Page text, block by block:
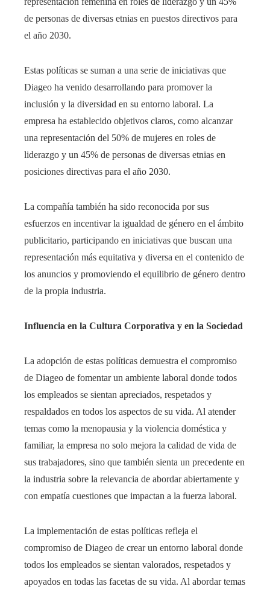
de personas de diversas etnias en puestos directivos para
el año 2030.
Estas políticas se suman a una serie de iniciativas que
Diageo ha venido desarrollando para promover la
inclusión y la diversidad en su entorno laboral. La
empresa ha establecido objetivos claros, como alcanzar
una representación del 50% de mujeres en roles de
liderazgo y un 45% de personas de diversas etnias en
posiciones directivas para el año 2030.
La compañía también ha sido reconocida por sus
esfuerzos en incentivar la igualdad de género en el ámbito
publicitario, participando en iniciativas que buscan una
representación más equitativa y diversa en el contenido de
los anuncios y promoviendo el equilibrio de género dentro
de la propia industria.
Influencia en la Cultura Corporativa y en la Sociedad
La adopción de estas políticas demuestra el compromiso
de Diageo de fomentar un ambiente laboral donde todos
los empleados se sientan apreciados, respetados y
respaldados en todos los aspectos de su vida. Al atender
temas como la menopausia y la violencia doméstica y
familiar, la empresa no solo mejora la calidad de vida de
sus trabajadores, sino que también sienta un precedente en
la industria sobre la relevancia de abordar abiertamente y
con empatía cuestiones que impactan a la fuerza laboral.​
La implementación de estas políticas refleja el
compromiso de Diageo de crear un entorno laboral donde
todos los empleados se sientan valorados, respetados y
apoyados en todas las facetas de su vida. Al abordar temas